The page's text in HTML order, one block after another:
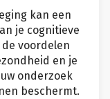
kan een
je cognitieve
voordelen
en je
onderzoek
beschermt.